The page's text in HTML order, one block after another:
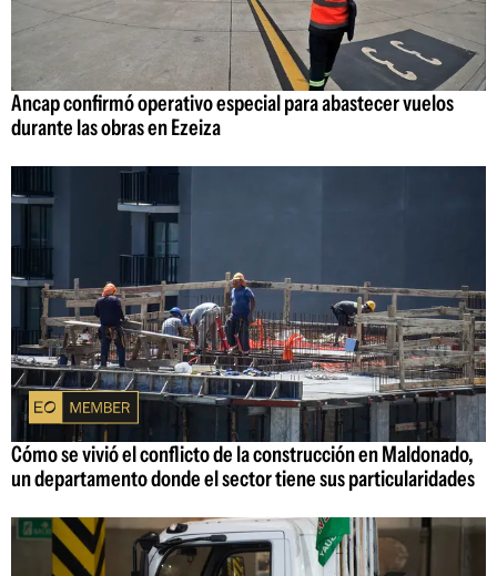
Ancap confirmó operativo especial para abastecer vuelos
durante las obras en Ezeiza
Cómo se vivió el conflicto de la construcción en Maldonado,
un departamento donde el sector tiene sus particularidades